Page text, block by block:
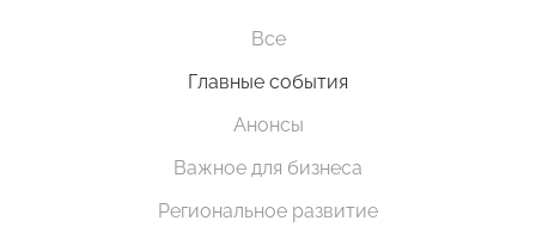
Все
Главные события
Анонсы
Важное для бизнеса
Региональное развитие